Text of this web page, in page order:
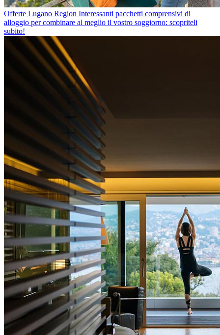
Offerte Lugano Region Interessanti pacchetti comprensivi di
alloggio per combinare al meglio il vostro soggiorno: scopriteli
subito!